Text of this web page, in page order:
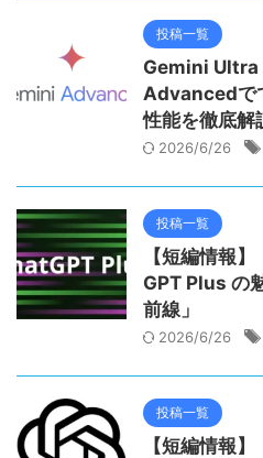
投稿一覧
Gemini Ultra
Advancedで
性能を徹底解
2026/6/26
投稿一覧
【短編情報
GPT Plus の
前線」
2026/6/26
投稿一覧
【短編情報